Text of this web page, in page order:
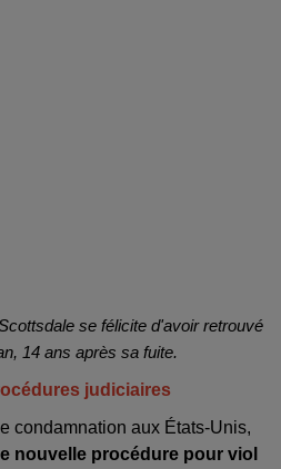
se félicite d'avoir retrouvé
14 ans après sa fuite.
judiciaires
condamnation aux États-Unis,
nouvelle procédure pour viol